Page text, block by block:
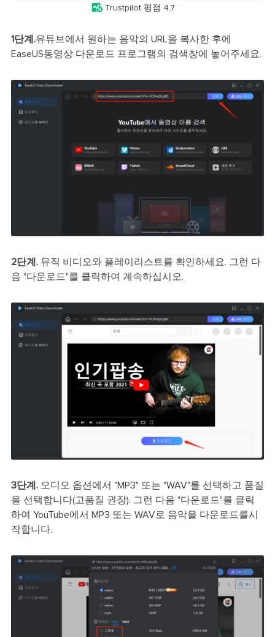
 Trustpilot 평점 4.7
1단계.유튜브에서 원하는 음악의 URL을 복사한 후에
EaseUS동영상 다운로드 프로그램의 검색창에 놓어주세요.
2단계.뮤직 비디오와 플레이리스트를 확인하세요. 그런 다
음 "다운로드"를 클릭하여 계속하십시오.
3단계.오디오 옵션에서 "MP3" 또는 "WAV"를 선택하고 품질
을 선택합니다(고품질 권장). 그런 다음 "다운로드"를 클릭
하여 YouTube에서 MP3 또는 WAV로 음악을 다운로드를시
작합니다.